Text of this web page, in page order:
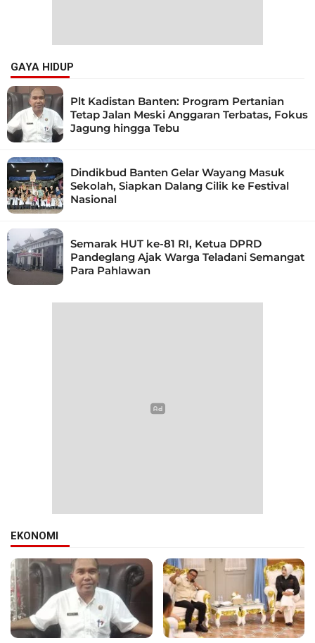
GAYA HIDUP
Plt Kadistan Banten: Program Pertanian
Tetap Jalan Meski Anggaran Terbatas, Fokus
Jagung hingga Tebu
Dindikbud Banten Gelar Wayang Masuk
Sekolah, Siapkan Dalang Cilik ke Festival
Nasional
Semarak HUT ke-81 RI, Ketua DPRD
Pandeglang Ajak Warga Teladani Semangat
Para Pahlawan
EKONOMI